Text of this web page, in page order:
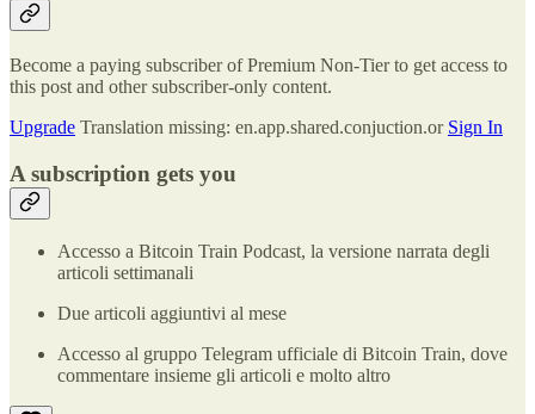
Become a paying subscriber of Premium Non-Tier to get access to
this post and other subscriber-only content.
Upgrade Translation missing: en.app.shared.conjuction.or Sign In
A subscription gets you
Accesso a Bitcoin Train Podcast, la versione narrata degli
articoli settimanali
Due articoli aggiuntivi al mese
Accesso al gruppo Telegram ufficiale di Bitcoin Train, dove
commentare insieme gli articoli e molto altro